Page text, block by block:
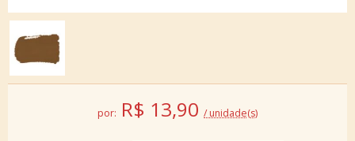
por: R$ 13,90 / unidade(s)